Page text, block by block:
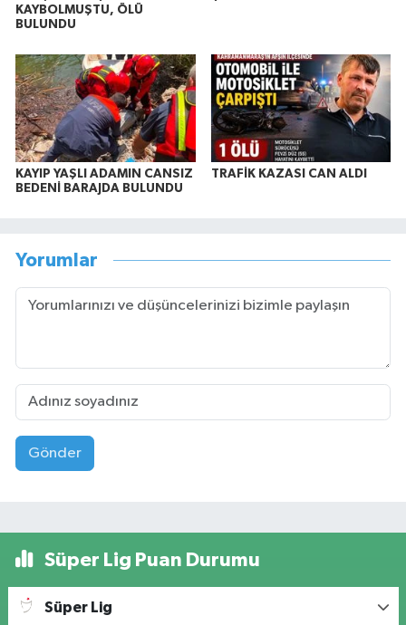
KAYBOLMUŞTU, ÖLÜ
BULUNDU
KAYIP YAŞLI ADAMIN CANSIZ
BEDENİ BARAJDA BULUNDU
TRAFİK KAZASI CAN ALDI
Yorumlar
Gönder
Süper Lig Puan Durumu
Süper Lig